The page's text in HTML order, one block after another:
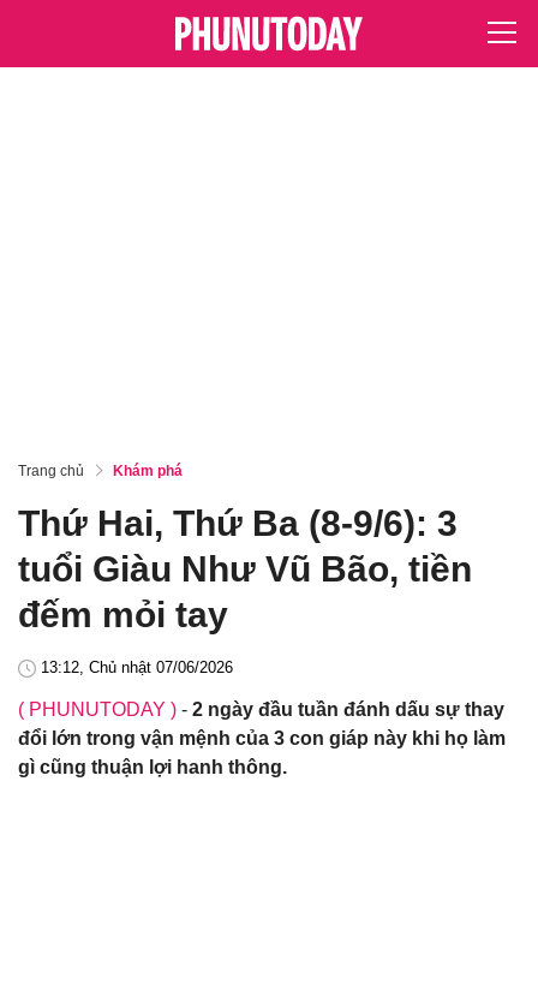
Trang chủ Khám phá
Thứ Hai, Thứ Ba (8-9/6): 3
tuổi Giàu Như Vũ Bão, tiền
đếm mỏi tay
13:12, Chủ nhật 07/06/2026
( PHUNUTODAY ) - 2 ngày đầu tuần đánh dấu sự thay
đổi lớn trong vận mệnh của 3 con giáp này khi họ làm
gì cũng thuận lợi hanh thông.